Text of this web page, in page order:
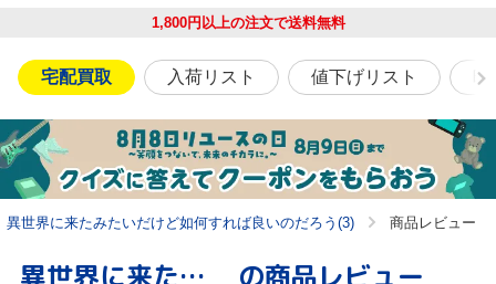
1,800円以上の注文で送料無料
宅配買取 入荷リスト 値下げリスト
異世界に来たみたいだけど如何すれば良いのだろう(3) 商品レビュー
異世界に来たみたいだけど如何すれば良いのだろう(3) の商品レビュー